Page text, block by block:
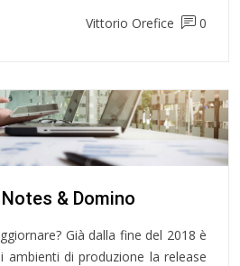
Vittorio Orefice 0
& Domino
Già dalla fine del 2018 è
ambienti di produzione la release